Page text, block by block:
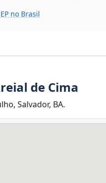
no Brasil
de Cima
Salvador, BA.